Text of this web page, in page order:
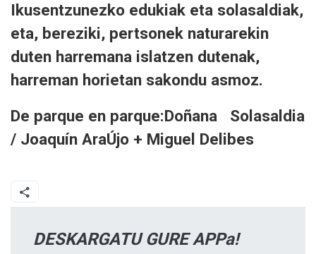
Ikusentzunezko edukiak eta solasaldiak,
eta, bereziki, pertsonek naturarekin
duten harremana islatzen dutenak,
harreman horietan sakondu asmoz.
De parque en parque:Doñana Solasaldia
/ Joaquín AraÚjo + Miguel Delibes
DESKARGATU GURE APPa!